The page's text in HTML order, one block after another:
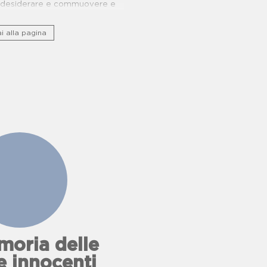
e commuovere e
e buone pratiche.
alla pagina
delle
innocenti